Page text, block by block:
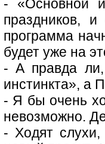
- «Основной
праздников,
программа
будет уже на
- А правда
инстинкта», а
- Я бы очень
невозможно.
- Ходят